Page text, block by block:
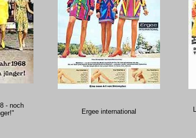
- noch
Ergee international